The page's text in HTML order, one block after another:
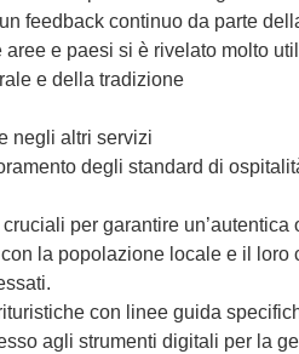
feedback continuo da parte
e paesi si è rivelato molto
e della tradizione
negli altri servizi
degli standard di
per garantire un’autentica
la popolazione locale e il
con linee guida
agli strumenti digitali per la